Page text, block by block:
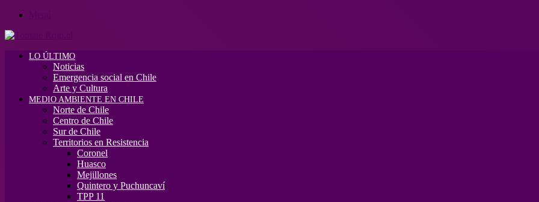
LO ÚLTIMO
Noticias
Emergencia social en Chile
Arte y Cultura
MEDIO AMBIENTE EN CHILE
Norte de Chile
Centro de Chile
Sur de Chile
Territorios en Resistencia
Coronel
Huasco
Mejillones
Quintero y Puchuncaví
TPP 11